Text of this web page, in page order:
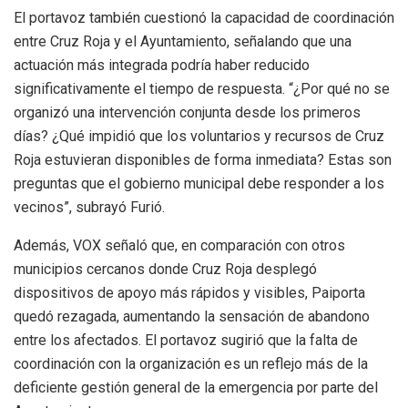
El portavoz también cuestionó la capacidad de coordinación
entre Cruz Roja y el Ayuntamiento, señalando que una
actuación más integrada podría haber reducido
significativamente el tiempo de respuesta. “¿Por qué no se
organizó una intervención conjunta desde los primeros
días? ¿Qué impidió que los voluntarios y recursos de Cruz
Roja estuvieran disponibles de forma inmediata? Estas son
preguntas que el gobierno municipal debe responder a los
vecinos”, subrayó Furió.
Además, VOX señaló que, en comparación con otros
municipios cercanos donde Cruz Roja desplegó
dispositivos de apoyo más rápidos y visibles, Paiporta
quedó rezagada, aumentando la sensación de abandono
entre los afectados. El portavoz sugirió que la falta de
coordinación con la organización es un reflejo más de la
deficiente gestión general de la emergencia por parte del